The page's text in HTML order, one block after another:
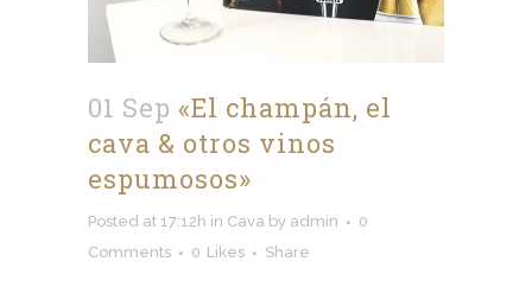
01 Sep «El champán, el
cava & otros vinos
espumosos»
Posted at 17:12h in Cava by admin
0
Comments
0 Likes Share